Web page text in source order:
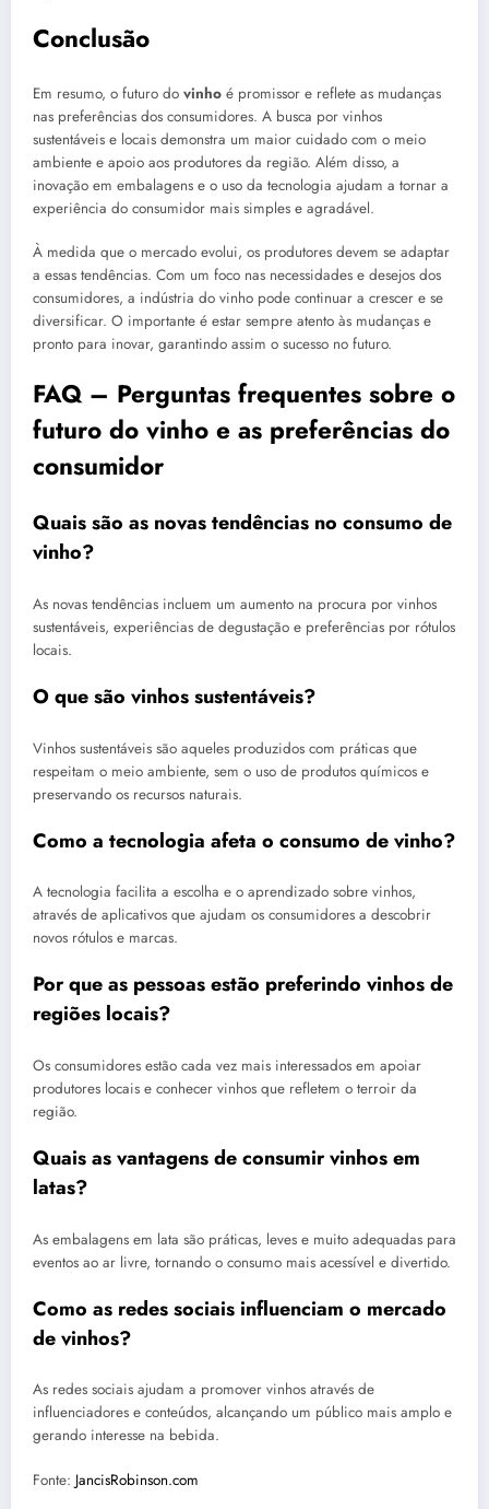
Conclusão
Em resumo, o futuro do vinho é promissor e reflete as mudanças
nas preferências dos consumidores. A busca por vinhos
sustentáveis e locais demonstra um maior cuidado com o meio
ambiente e apoio aos produtores da região. Além disso, a
inovação em embalagens e o uso da tecnologia ajudam a tornar a
experiência do consumidor mais simples e agradável.
À medida que o mercado evolui, os produtores devem se adaptar
a essas tendências. Com um foco nas necessidades e desejos dos
consumidores, a indústria do vinho pode continuar a crescer e se
diversificar. O importante é estar sempre atento às mudanças e
pronto para inovar, garantindo assim o sucesso no futuro.
FAQ – Perguntas frequentes sobre o
futuro do vinho e as preferências do
consumidor
Quais são as novas tendências no consumo de
vinho?
As novas tendências incluem um aumento na procura por vinhos
sustentáveis, experiências de degustação e preferências por rótulos
locais.
O que são vinhos sustentáveis?
Vinhos sustentáveis são aqueles produzidos com práticas que
respeitam o meio ambiente, sem o uso de produtos químicos e
preservando os recursos naturais.
Como a tecnologia afeta o consumo de vinho?
A tecnologia facilita a escolha e o aprendizado sobre vinhos,
através de aplicativos que ajudam os consumidores a descobrir
novos rótulos e marcas.
Por que as pessoas estão preferindo vinhos de
regiões locais?
Os consumidores estão cada vez mais interessados em apoiar
produtores locais e conhecer vinhos que refletem o terroir da
região.
Quais as vantagens de consumir vinhos em
latas?
As embalagens em lata são práticas, leves e muito adequadas para
eventos ao ar livre, tornando o consumo mais acessível e divertido.
Como as redes sociais influenciam o mercado
de vinhos?
As redes sociais ajudam a promover vinhos através de
influenciadores e conteúdos, alcançando um público mais amplo e
gerando interesse na bebida.
Fonte: JancisRobinson.com